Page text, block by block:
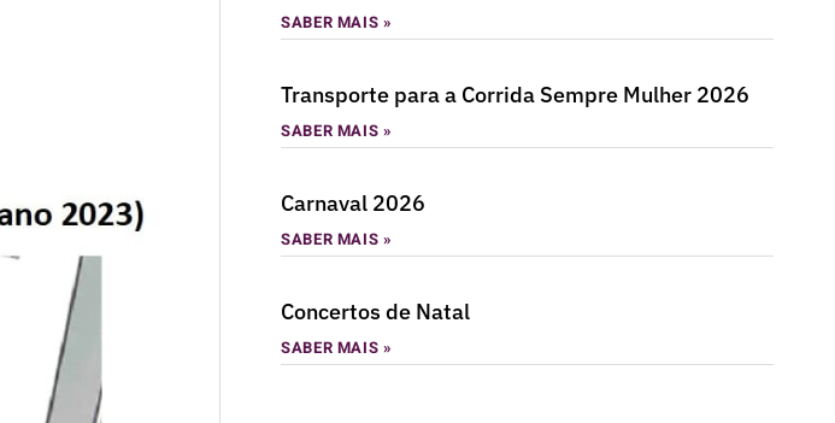
SABER MAIS »
Transporte para a Corrida Sempre Mulher 2026
SABER MAIS »
Carnaval 2026
SABER MAIS »
Concertos de Natal
SABER MAIS »